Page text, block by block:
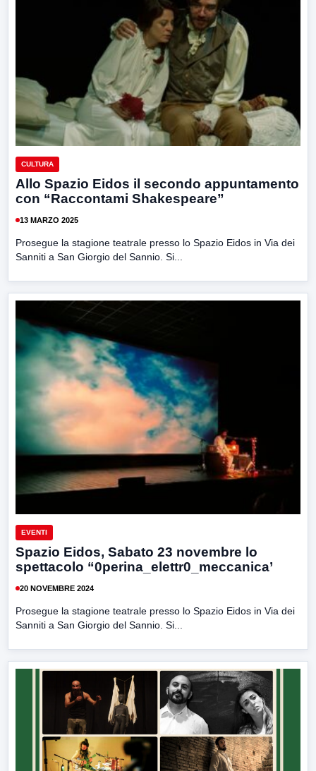
CULTURA
Allo Spazio Eidos il secondo appuntamento
con “Raccontami Shakespeare”
13 MARZO 2025
Prosegue la stagione teatrale presso lo Spazio Eidos in Via dei
Sanniti a San Giorgio del Sannio. Si...
EVENTI
Spazio Eidos, Sabato 23 novembre lo
spettacolo “0perina_elettr0_meccanica’
20 NOVEMBRE 2024
Prosegue la stagione teatrale presso lo Spazio Eidos in Via dei
Sanniti a San Giorgio del Sannio. Si...